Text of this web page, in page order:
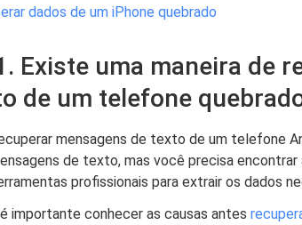
dados de um iPhone quebrado
Existe uma maneira de
de um telefone
mensagens de texto de um telefone
de texto, mas você precisa
profissionais para extrair os dados
importante conhecer as causas antes